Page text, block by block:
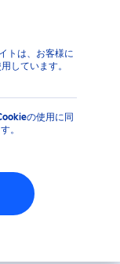
トは、お客様に
しています。
の使用に同
。
要